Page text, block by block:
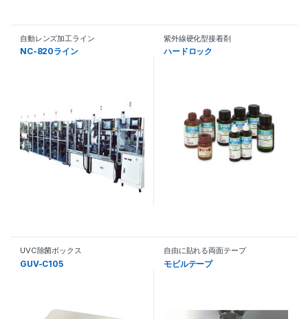
自動レンズ加工ライン
NC-820ライン
紫外線硬化型接着剤
ハードロック
UVC除菌ボックス
GUV-C105
自由に貼れる両面テープ
モビルテープ